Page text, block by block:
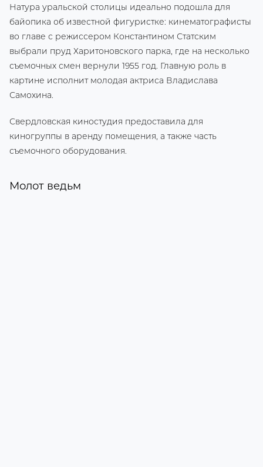
Натура уральской столицы идеально подошла для
байопика об известной фигуристке: кинематографисты
во главе с режиссером Константином Статским
выбрали пруд Харитоновского парка, где на несколько
съемочных смен вернули 1955 год. Главную роль в
картине исполнит молодая актриса Владислава
Самохина.
Свердловская киностудия предоставила для
киногруппы в аренду помещения, а также часть
съемочного оборудования.
Молот ведьм